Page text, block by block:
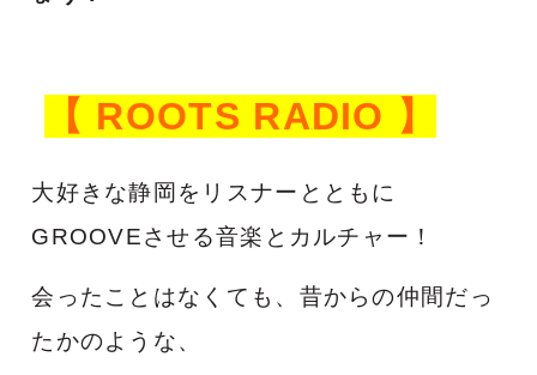
【 ROOTS RADIO 】
大好きな静岡をリスナーとともに
GROOVEさせる音楽とカルチャー！
会ったことはなくても、昔からの仲間だっ
たかのような、